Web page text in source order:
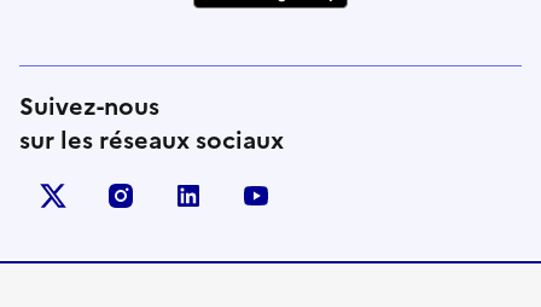
Suivez-nous
sur les réseaux sociaux
X (anciennement Twitter)
instagramlinkedin